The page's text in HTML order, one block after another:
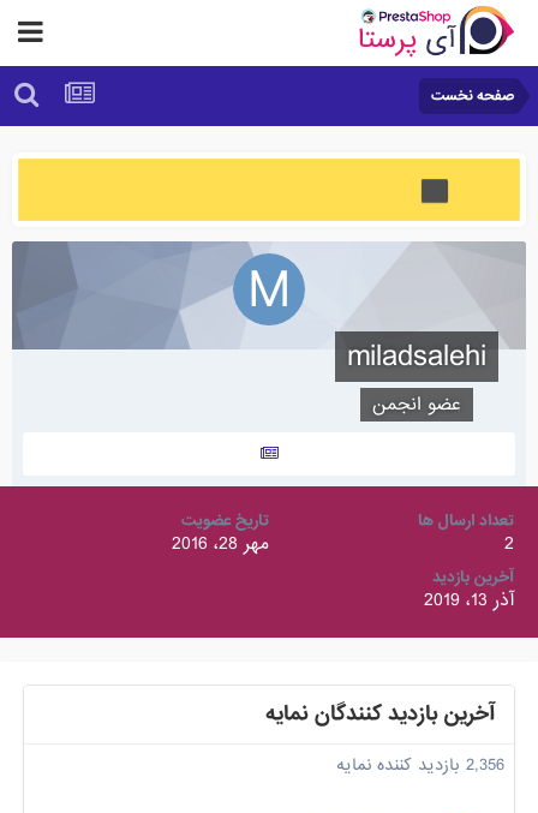
صفحه نخست
miladsalehi
عضو انجمن
تعداد ارسال ها
2
تاریخ عضویت
مهر 28، 2016
آخرین بازدید
آذر 13، 2019
آخرین بازدید کنندگان نمایه
2,356 بازدید کننده نمایه